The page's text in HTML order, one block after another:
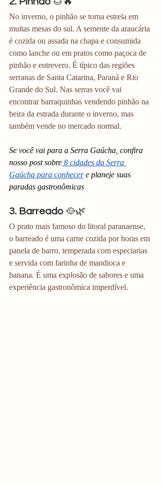
No inverno, o pinhão se torna estrela em
muitas mesas do sul. A semente da araucária
é cozida ou assada na chapa e consumida
como lanche ou em pratos como paçoca de
pinhão e entrevero. É típico das regiões
serranas de Santa Catarina, Paraná e Rio
Grande do Sul. Nas serras você vai
encontrar barraquinhas vendendo pinhão na
beira da estrada durante o inverno, mas
também vende no mercado normal.
Se você vai para a Serra Gaúcha, confira
nosso post sobre 8 cidades da Serra
Gaúcha para conhecer e planeje suas
paradas gastronômicas
3. Barreado 🥘🌿
O prato mais famoso do litoral paranaense,
o barreado é uma carne cozida por horas em
panela de barro, temperada com especiarias
e servida com farinha de mandioca e
banana. É uma explosão de sabores e uma
experiência gastronômica imperdível.